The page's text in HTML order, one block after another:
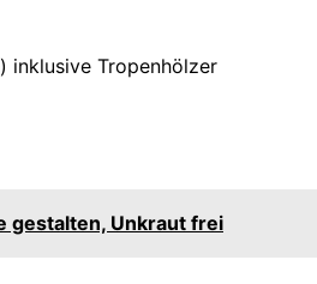
inklusive Tropenhölzer
gestalten, Unkraut frei